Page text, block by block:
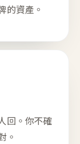
的資產。
回。你不確
。